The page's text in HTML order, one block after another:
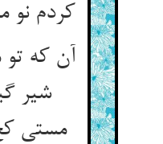
کردم نو
آن که
شیر
مستی